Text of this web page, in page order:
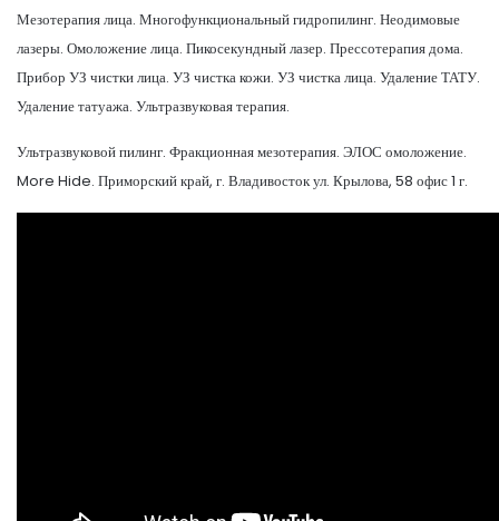
Мезотерапия лица. Многофункциональный гидропилинг. Неодимовые
лазеры. Омоложение лица. Пикосекундный лазер. Прессотерапия дома.
Прибор УЗ чистки лица. УЗ чистка кожи. УЗ чистка лица. Удаление ТАТУ.
Удаление татуажа. Ультразвуковая терапия.
Ультразвуковой пилинг. Фракционная мезотерапия. ЭЛОС омоложение.
More Hide. Приморский край, г. Владивосток ул. Крылова, 58 офис 1 г.